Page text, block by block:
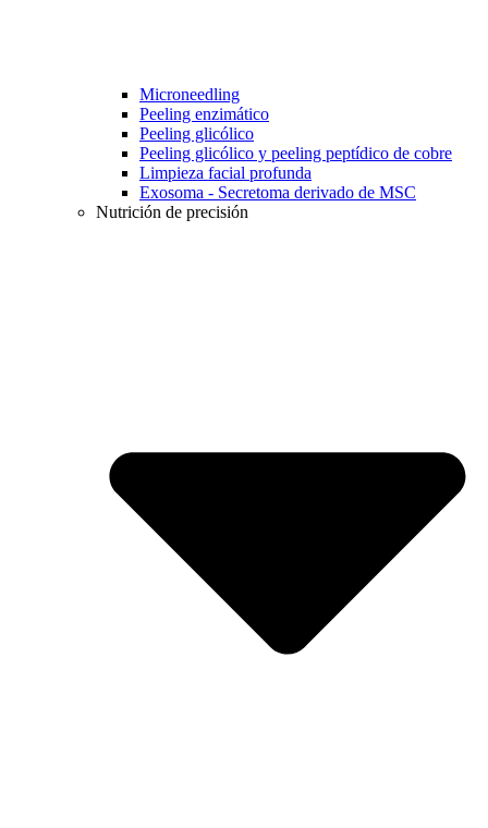
Microneedling
Peeling enzimático
Peeling glicólico
Peeling glicólico y peeling peptídico de cobre
Limpieza facial profunda
Exosoma - Secretoma derivado de MSC
Nutrición de precisión